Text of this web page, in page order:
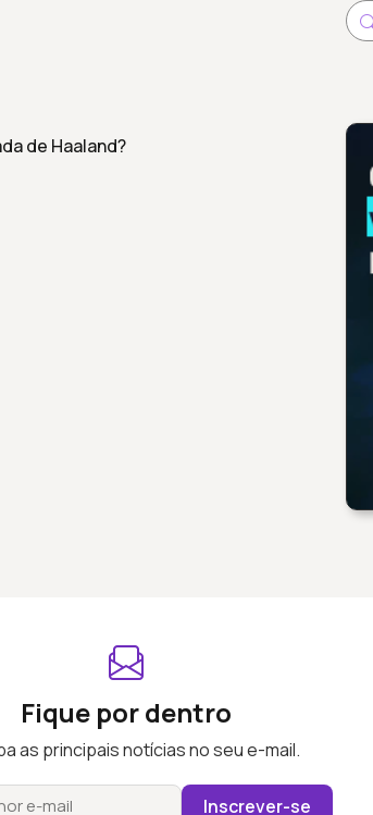
de Haaland?
Fique por dentro
as principais notícias no seu e-mail.
Inscrever-se